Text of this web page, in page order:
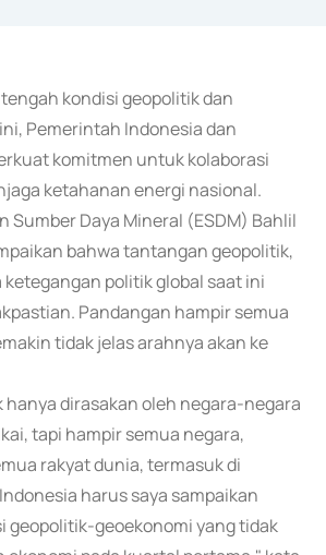
kondisi geopolitik dan
Pemerintah Indonesia dan
komitmen untuk kolaborasi
ketahanan energi nasional.
Sumber Daya Mineral (ESDM) Bahlil
bahwa tantangan geopolitik,
politik global saat ini
Pandangan hampir semua
tidak jelas arahnya akan ke
hanya dirasakan oleh negara-negara
tapi hampir semua negara,
rakyat dunia, termasuk di
harus saya sampaikan
geopolitik-geoekonomi yang tidak